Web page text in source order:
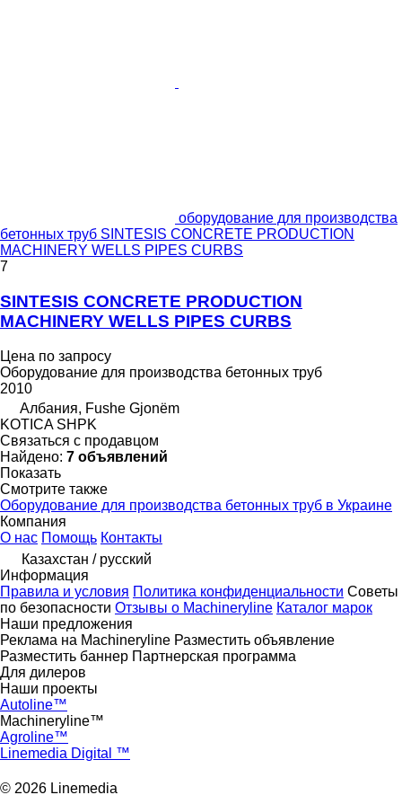
оборудование для производства
бетонных труб SINTESIS CONCRETE PRODUCTION
MACHINERY WELLS PIPES CURBS
7
SINTESIS CONCRETE PRODUCTION
MACHINERY WELLS PIPES CURBS
Цена по запросу
Оборудование для производства бетонных труб
2010
Албания, Fushe Gjonëm
KOTICA SHPK
Связаться с продавцом
Найдено: 7 объявлений
Показать
Смотрите также
Оборудование для производства бетонных труб в Украине
Компания
О нас Помощь Контакты
Казахстан / русский
Информация
Правила и условия Политика конфиденциальности Советы
по безопасности Отзывы о Machineryline Каталог марок
Наши предложения
Реклама на Machineryline Разместить объявление
Разместить баннер Партнерская программа
Для дилеров
Наши проекты
Autoline™
Machineryline™
Agroline™
Linemedia Digital ™
© 2026 Linemedia